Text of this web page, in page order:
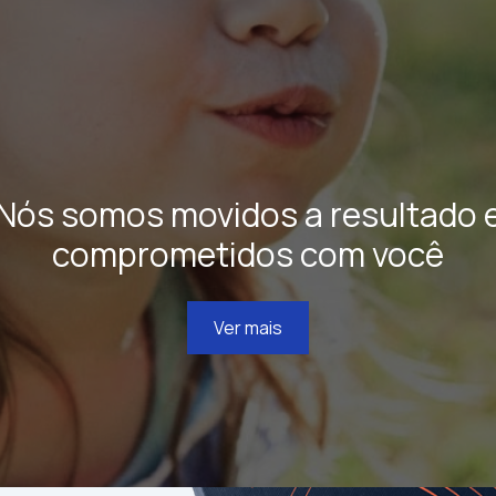
somos movidos a resultado
comprometidos com você
Ver mais